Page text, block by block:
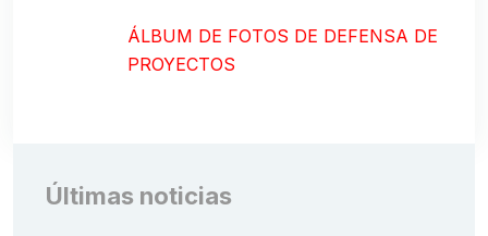
ÁLBUM DE FOTOS DE DEFENSA DE
PROYECTOS
Últimas noticias